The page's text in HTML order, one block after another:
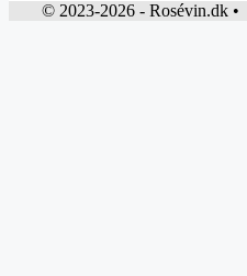
© 2023-2026 - Rosévin.dk •